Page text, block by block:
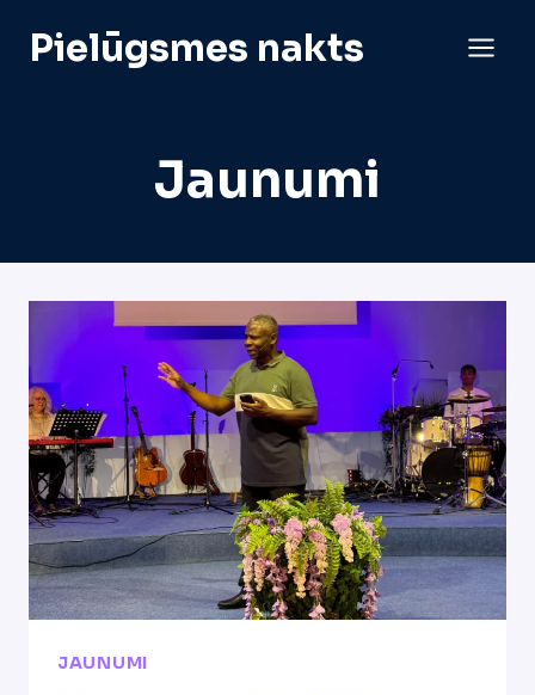
Pielūgsmes nakts
Jaunumi
JAUNUMI